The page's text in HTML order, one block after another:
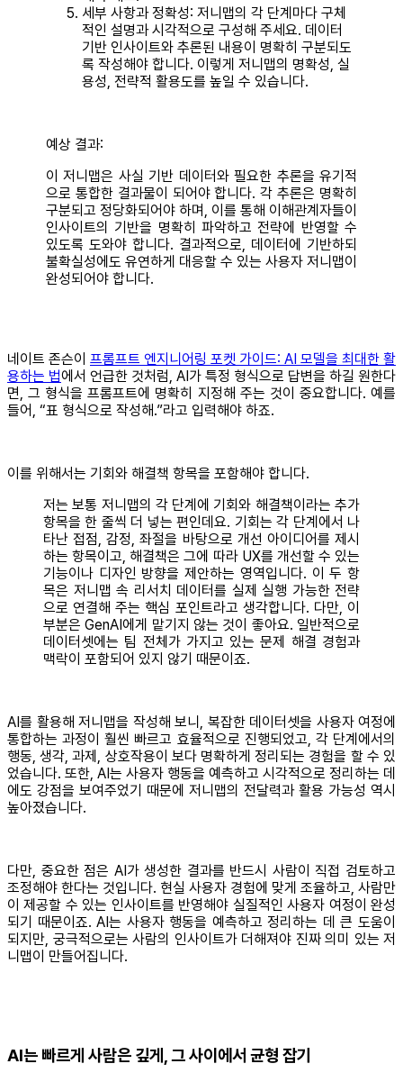
세부 사항과 정확성: 저니맵의 각 단계마다 구체
적인 설명과 시각적으로 구성해 주세요. 데이터
기반 인사이트와 추론된 내용이 명확히 구분되도
록 작성해야 합니다. 이렇게 저니맵의 명확성, 실
용성, 전략적 활용도를 높일 수 있습니다.
예상 결과:
이 저니맵은 사실 기반 데이터와 필요한 추론을 유기적
으로 통합한 결과물이 되어야 합니다. 각 추론은 명확히
구분되고 정당화되어야 하며, 이를 통해 이해관계자들이
인사이트의 기반을 명확히 파악하고 전략에 반영할 수
있도록 도와야 합니다. 결과적으로, 데이터에 기반하되
불확실성에도 유연하게 대응할 수 있는 사용자 저니맵이
완성되어야 합니다.
네이트 존슨이 프롬프트 엔지니어링 포켓 가이드: AI 모델을 최대한 활
용하는 법에서 언급한 것처럼, AI가 특정 형식으로 답변을 하길 원한다
면, 그 형식을 프롬프트에 명확히 지정해 주는 것이 중요합니다. 예를
들어, “표 형식으로 작성해.”라고 입력해야 하죠.
이를 위해서는 기회와 해결책 항목을 포함해야 합니다.
저는 보통 저니맵의 각 단계에 기회와 해결책이라는 추가
항목을 한 줄씩 더 넣는 편인데요. 기회는 각 단계에서 나
타난 접점, 감정, 좌절을 바탕으로 개선 아이디어를 제시
하는 항목이고, 해결책은 그에 따라 UX를 개선할 수 있는
기능이나 디자인 방향을 제안하는 영역입니다. 이 두 항
목은 저니맵 속 리서치 데이터를 실제 실행 가능한 전략
으로 연결해 주는 핵심 포인트라고 생각합니다. 다만, 이
부분은 GenAI에게 맡기지 않는 것이 좋아요. 일반적으로
데이터셋에는 팀 전체가 가지고 있는 문제 해결 경험과
맥락이 포함되어 있지 않기 때문이죠.
AI를 활용해 저니맵을 작성해 보니, 복잡한 데이터셋을 사용자 여정에
통합하는 과정이 훨씬 빠르고 효율적으로 진행되었고, 각 단계에서의
행동, 생각, 과제, 상호작용이 보다 명확하게 정리되는 경험을 할 수 있
었습니다. 또한, AI는 사용자 행동을 예측하고 시각적으로 정리하는 데
에도 강점을 보여주었기 때문에 저니맵의 전달력과 활용 가능성 역시
높아졌습니다.
다만, 중요한 점은 AI가 생성한 결과를 반드시 사람이 직접 검토하고
조정해야 한다는 것입니다. 현실 사용자 경험에 맞게 조율하고, 사람만
이 제공할 수 있는 인사이트를 반영해야 실질적인 사용자 여정이 완성
되기 때문이죠. AI는 사용자 행동을 예측하고 정리하는 데 큰 도움이
되지만, 궁극적으로는 사람의 인사이트가 더해져야 진짜 의미 있는 저
니맵이 만들어집니다.
AI는 빠르게 사람은 깊게, 그 사이에서 균형 잡기